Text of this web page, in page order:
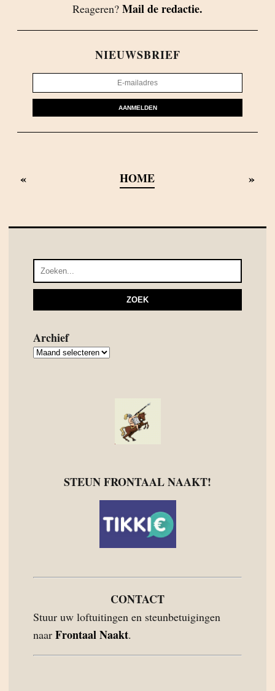
Reageren? Mail de redactie.
NIEUWSBRIEF
AANMELDEN
« HOME »
Archief
Archief
STEUN FRONTAAL NAAKT!
CONTACT
Stuur uw loftuitingen en steunbetuigingen
naar Frontaal Naakt.